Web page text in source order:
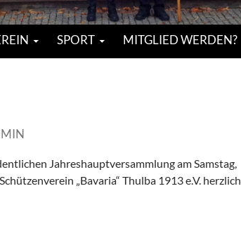
SPORT MITGLIED WERDEN?
Jahreshauptversammlung am Samstag,
„Bavaria“ Thulba 1913 e.V. herzlich